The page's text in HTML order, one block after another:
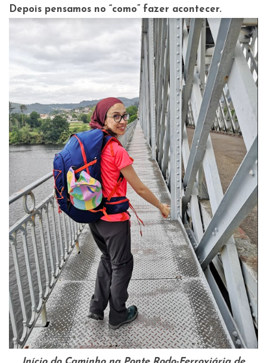
Depois pensamos no “como” fazer acontecer.